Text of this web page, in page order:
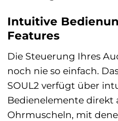
Intuitive
Features
Die Steuerung Ihres
noch nie so einfach.
SOUL2 verfügt über
Bedienelemente direkt
Ohrmuscheln, mit